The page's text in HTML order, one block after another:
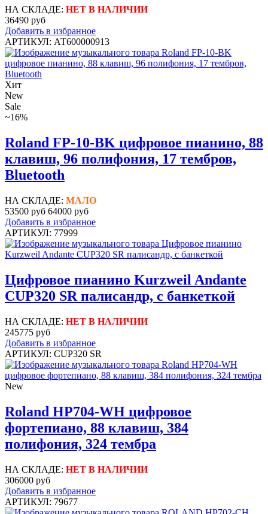
НА СКЛАДЕ: НЕТ В НАЛИЧИИ
36490 руб
Добавить в избранное
АРТИКУЛ: АТ600000913
Хит
New
Sale
~16%
Roland FP-10-BK цифровое пианино, 88
клавиш, 96 полифония, 17 тембров,
Bluetooth
НА СКЛАДЕ: МАЛО
53500 руб 64000 руб
Добавить в избранное
АРТИКУЛ: 77999
Цифровое пианино Kurzweil Andante
CUP320 SR палисандр, с банкеткой
НА СКЛАДЕ: НЕТ В НАЛИЧИИ
245775 руб
Добавить в избранное
АРТИКУЛ: CUP320 SR
New
Roland HP704-WH цифровое
фортепиано, 88 клавиш, 384
полифония, 324 тембра
НА СКЛАДЕ: НЕТ В НАЛИЧИИ
306000 руб
Добавить в избранное
АРТИКУЛ: 79677